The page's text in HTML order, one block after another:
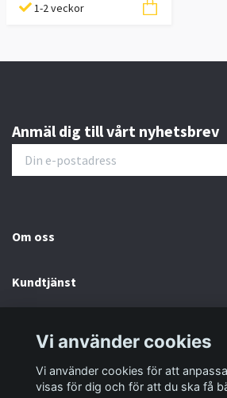
1-2 veckor
Anmäl dig till vårt nyhetsbrev
Om oss
Kundtjänst
Sociala medier
Vi använder cookies
Vi använder cookies för att
visas för dig och för att du ska få